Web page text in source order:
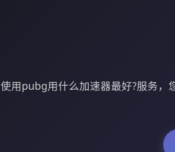
使用pubg用什么加速器最好?服务，